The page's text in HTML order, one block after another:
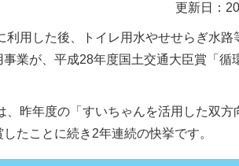
更新日：
用した後、トイレ用水やせせらぎ水路
業が、平成28年度国土交通大臣賞「循
、昨年度の「すいちゃんを活用した双方
たことに続き2年連続の快挙です。